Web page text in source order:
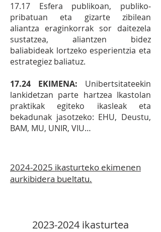
17.17 Esfera publikoan, publiko‐
pribatuan eta gizarte zibilean
aliantza eraginkorrak sor daitezela
sustatzea, aliantzen bidez
baliabideak lortzeko esperientzia eta
estrategiez baliatuz.
17.24 EKIMENA: Unibertsitateekin
lankidetzan parte hartzea Ikastolan
praktikak egiteko ikasleak eta
bekadunak jasotzeko: EHU, Deustu,
BAM, MU, UNIR, VIU…
2024-2025 ikasturteko ekimenen
aurkibidera bueltatu.
2023-2024 ikasturtea